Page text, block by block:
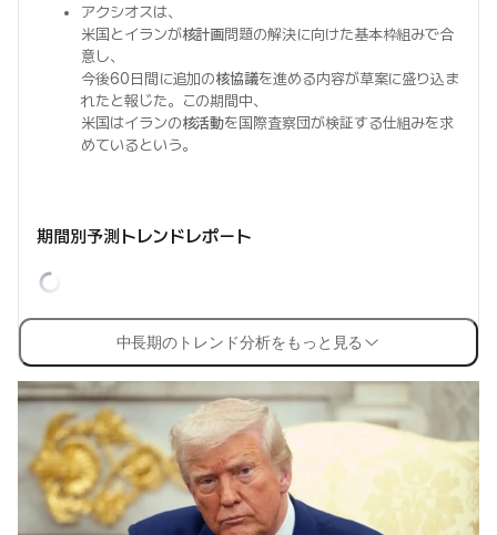
アクシオスは、
米国とイランが核計画問題の解決に向けた基本枠組みで合
意し、
今後60日間に追加の核協議を進める内容が草案に盛り込ま
れたと報じた。この期間中、
米国はイランの核活動を国際査察団が検証する仕組みを求
めているという。
期間別予測トレンドレポート
中長期のトレンド分析をもっと見る